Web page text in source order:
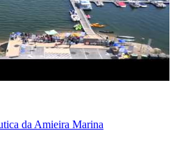
da Amieira Marina